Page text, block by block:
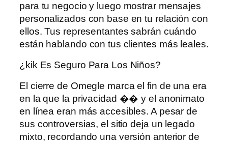
para tu negocio y luego mostrar mensajes
personalizados con base ​​en tu relación con
ellos. Tus representantes sabrán cuándo
están hablando con tus clientes más leales.
¿kik Es Seguro Para Los Niños?
El cierre de Omegle marca el fin de una era
en la que la privacidad �� y el anonimato
en línea eran más accesibles. A pesar de
sus controversias, el sitio deja un legado
mixto, recordando una versión anterior de